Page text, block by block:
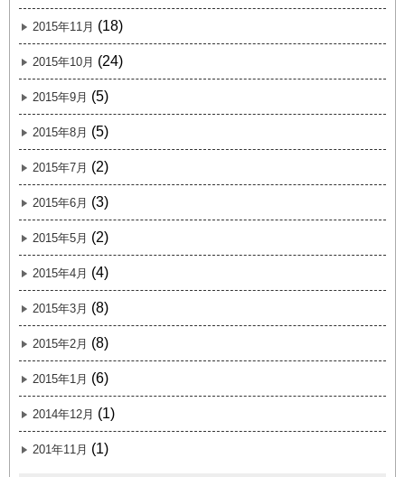
2015年11月 (18)
2015年10月 (24)
2015年9月 (5)
2015年8月 (5)
2015年7月 (2)
2015年6月 (3)
2015年5月 (2)
2015年4月 (4)
2015年3月 (8)
2015年2月 (8)
2015年1月 (6)
2014年12月 (1)
201年11月 (1)